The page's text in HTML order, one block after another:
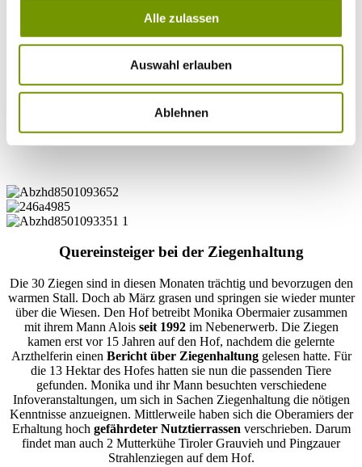
Alle zulassen
Auswahl erlauben
Ablehnen
In der Schatztruhe des kleinen Hofladens von
gibt esalles, was die eigene Landwirtschaft
hergibt. Frische Eier von Suntheimer Hühnern, Ziegenkäse in
verschiedenen Variationen und je nach Saison Obst, Marmeladen
kleinen Hof in Muttering bei Kirchanschöring. Die Ziegenbäuerin
Monika Obermaier hat Zeit zum Käse machen.
Spezialitäten.
Quereinsteiger bei der Ziegenhaltung
Die 30 Ziegen sind in diesen Monaten trächtig und bevorzugen den
warmen Stall. Doch ab März grasen und springen sie wieder munter
über die Wiesen. Den Hof betreibt Monika Obermaier zusammen
mit ihrem Mann Alois seit 1992im Nebenerwerb. Die Ziegen
kamen erst vor 15 Jahren auf den Hof, nachdem die gelernte
Arzthelferin einen Bericht über Ziegenhaltunggelesen hatte. Für
die 13 Hektar des Hofes hatten sie nun die passenden Tiere
gefunden. Monika und ihr Mann besuchten verschiedene
Infoveranstaltungen, um sich in Sachen Ziegenhaltung die nötigen
Kenntnisse anzueignen. Mittlerweile haben sich die Oberamiers der
Erhaltung hoch gefährdeter Nutztierrassen verschrieben. Darum
findet man auch 2 Mutterkühe Tiroler Grauvieh und Pingzauer
Strahlenziegen auf dem Hof.